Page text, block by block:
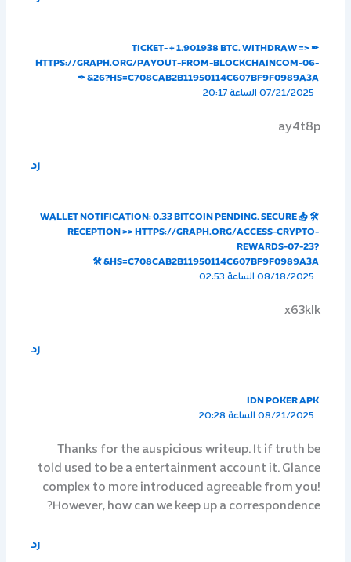
✒ TICKET- + 1.901938 BTC. WITHDRAW =>
HTTPS://GRAPH.ORG/PAYOUT-FROM-BLOCKCHAINCOM-06-
26?HS=C708CAB2B11950114C607BF9F0989A3A& ✒
07/21/2025 الساعة 20:17
ay4t8p
رد
🛠 📥 WALLET NOTIFICATION: 0.33 BITCOIN PENDING. SECURE
RECEPTION >> HTTPS://GRAPH.ORG/ACCESS-CRYPTO-
REWARDS-07-23?
HS=C708CAB2B11950114C607BF9F0989A3A& 🛠
08/18/2025 الساعة 02:53
x63klk
رد
IDN POKER APK
08/21/2025 الساعة 20:28
Thanks for the auspicious writeup. It if truth be
told used to be a entertainment account it. Glance
complex to more introduced agreeable from you!
However, how can we keep up a correspondence?
رد